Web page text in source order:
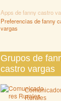
Apps de fanny castro
Preferencias de fanny
vargas
Grupos de
castro vargas
Rurales